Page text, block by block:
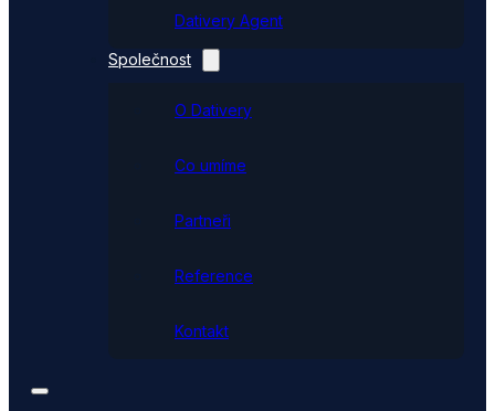
Dativery Agent
Společnost
O Dativery
Co umíme
Partneři
Reference
Kontakt